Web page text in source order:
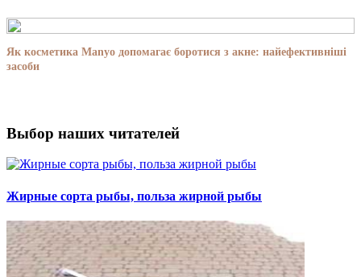
Як косметика Manyo допомагає боротися з акне: найефективніші
засоби
Выбор наших читателей
Жирные сорта рыбы, польза жирной рыбы